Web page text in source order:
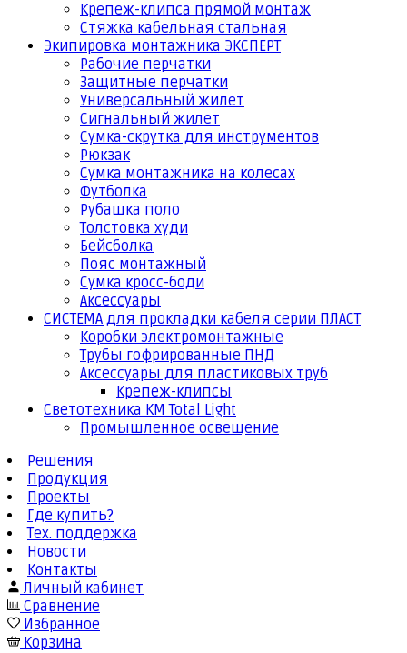
Крепеж-клипса прямой монтаж
Стяжка кабельная стальная
Экипировка монтажника ЭКСПЕРТ
Рабочие перчатки
Защитные перчатки
Универсальный жилет
Сигнальный жилет
Сумка-скрутка для инструментов
Рюкзак
Сумка монтажника на колесах
Футболка
Рубашка поло
Толстовка худи
Бейсболка
Пояс монтажный
Сумка кросс-боди
Аксессуары
СИСТЕМА для прокладки кабеля серии ПЛАСТ
Коробки электромонтажные
Трубы гофрированные ПНД
Аксессуары для пластиковых труб
Крепеж-клипсы
Светотехника КМ Total Light
Промышленное освещение
Решения
Продукция
Проекты
Где купить?
Тех. поддержка
Новости
Контакты
Личный кабинет
Сравнение
Избранное
Корзина